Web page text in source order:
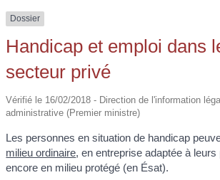
Dossier
Handicap et emploi dans
secteur privé
Vérifié le 16/02/2018 - Direction de l'information
administrative (Premier ministre)
Les personnes en situation de handicap
milieu ordinaire, en entreprise adaptée à
encore en milieu protégé (en Ésat).